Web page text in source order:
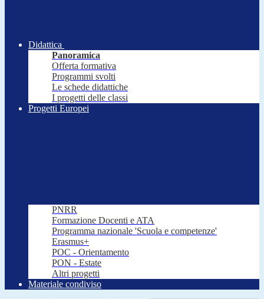
Didattica
Panoramica
Offerta formativa
Programmi svolti
Le schede didattiche
I progetti delle classi
Progetti Europei
PNRR
Formazione Docenti e ATA
Programma nazionale 'Scuola e competenze'
Erasmus+
POC - Orientamento
PON - Estate
Altri progetti
Materiale condiviso